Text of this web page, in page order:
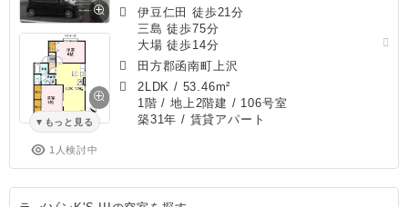
もっと見る
1人検討中
伊豆仁田 徒歩21分
三島 徒歩75分
大場 徒歩14分
田方郡函南町上沢
2LDK / 53.46m²
1階 / 地上2階建 / 106号室
築31年 / 賃貸アパート